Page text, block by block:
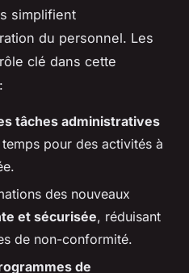
simplifient
du personnel. Les
clé dans cette
tâches administratives
pour des activités à
des nouveaux
et sécurisée, réduisant
de non-conformité.
de